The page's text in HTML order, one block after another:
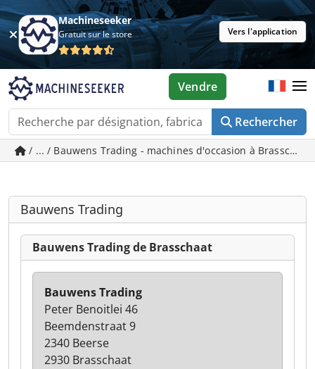
Machineseeker
Gratuit sur le store Vers l'application
Rechercher
Vendre
/ ... / Bauwens Trading - machines d'occasion à Brasschaat
Bauwens Trading
Bauwens Trading de Brasschaat
Bauwens Trading
Peter Benoitlei 46
Beemdenstraat 9
2340 Beerse
2930 Brasschaat